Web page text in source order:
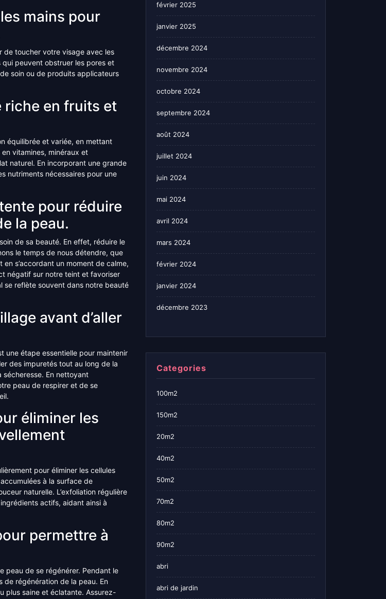
mains pour
de toucher votre visage avec les
peuvent obstruer les pores et
soin ou de produits applicateurs
riche en fruits et
équilibrée et variée, en mettant
vitamines, minéraux et
naturel. En incorporant une grande
nutriments nécessaires pour une
pour réduire
la peau.
de sa beauté. En effet, réduire le
le temps de nous détendre, que
s’accordant un moment de calme,
négatif sur notre teint et favoriser
se reflète souvent dans notre beauté
avant d’aller
une étape essentielle pour maintenir
des impuretés tout au long de la
sécheresse. En nettoyant
peau de respirer et de se
éliminer les
pour éliminer les cellules
à la surface de
naturelle. L’exfoliation régulière
actifs, aidant ainsi à
permettre à
peau de se régénérer. Pendant le
de régénération de la peau. En
plus saine et éclatante. Assurez-
février 2025
janvier 2025
décembre 2024
novembre 2024
octobre 2024
septembre 2024
août 2024
juillet 2024
juin 2024
mai 2024
avril 2024
mars 2024
février 2024
janvier 2024
décembre 2023
Categories
100m2
150m2
20m2
40m2
50m2
70m2
80m2
90m2
abri
abri de jardin